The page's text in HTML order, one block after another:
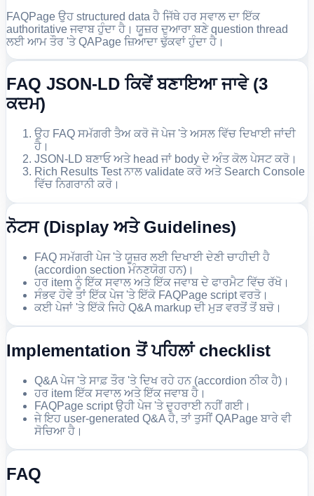
FAQPage ਉਹ structured data ਹੈ ਜਿੱਥੇ ਹਰ ਸਵਾਲ ਦਾ ਇੱਕ
authoritative ਜਵਾਬ ਹੁੰਦਾ ਹੈ। ਯੂਜ਼ਰ ਦੁਆਰਾ ਬਣੇ question thread
ਲਈ ਆਮ ਤੌਰ 'ਤੇ QAPage ਜ਼ਿਆਦਾ ਢੁੱਕਵਾਂ ਹੁੰਦਾ ਹੈ।
FAQ JSON-LD ਕਿਵੇਂ ਬਣਾਇਆ ਜਾਵੇ (3
ਕਦਮ)
ਉਹ FAQ ਸਮੱਗਰੀ ਤੈਅ ਕਰੋ ਜੋ ਪੇਜ 'ਤੇ ਅਸਲ ਵਿੱਚ ਦਿਖਾਈ ਜਾਂਦੀ
ਹੈ।
JSON-LD ਬਣਾਓ ਅਤੇ head ਜਾਂ body ਦੇ ਅੰਤ ਕੋਲ ਪੇਸਟ ਕਰੋ।
Rich Results Test ਨਾਲ validate ਕਰੋ ਅਤੇ Search Console
ਵਿੱਚ ਨਿਗਰਾਨੀ ਕਰੋ।
ਨੋਟਸ (Display ਅਤੇ Guidelines)
FAQ ਸਮੱਗਰੀ ਪੇਜ 'ਤੇ ਯੂਜ਼ਰ ਲਈ ਦਿਖਾਈ ਦੇਣੀ ਚਾਹੀਦੀ ਹੈ
(accordion section ਮੰਨਣਯੋਗ ਹਨ)।
ਹਰ item ਨੂੰ ਇੱਕ ਸਵਾਲ ਅਤੇ ਇੱਕ ਜਵਾਬ ਦੇ ਫਾਰਮੈਟ ਵਿੱਚ ਰੱਖੋ।
ਸੰਭਵ ਹੋਵੇ ਤਾਂ ਇੱਕ ਪੇਜ 'ਤੇ ਇੱਕੋ FAQPage script ਵਰਤੋ।
ਕਈ ਪੇਜਾਂ 'ਤੇ ਇੱਕੋ ਜਿਹੇ Q&A markup ਦੀ ਮੁੜ ਵਰਤੋਂ ਤੋਂ ਬਚੋ।
Implementation ਤੋਂ ਪਹਿਲਾਂ checklist
Q&A ਪੇਜ 'ਤੇ ਸਾਫ਼ ਤੌਰ 'ਤੇ ਦਿਖ ਰਹੇ ਹਨ (accordion ਠੀਕ ਹੈ)।
ਹਰ item ਇੱਕ ਸਵਾਲ ਅਤੇ ਇੱਕ ਜਵਾਬ ਹੈ।
FAQPage script ਉਹੀ ਪੇਜ 'ਤੇ ਦੁਹਰਾਈ ਨਹੀਂ ਗਈ।
ਜੇ ਇਹ user-generated Q&A ਹੈ, ਤਾਂ ਤੁਸੀਂ QAPage ਬਾਰੇ ਵੀ
ਸੋਚਿਆ ਹੈ।
FAQ